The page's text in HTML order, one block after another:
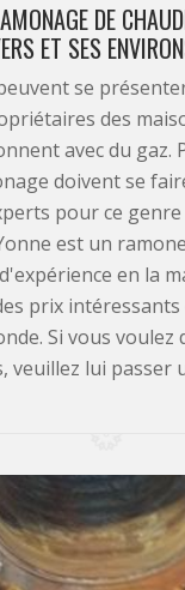
DE
ET SES
se
des
avec du gaz.
doivent se
pour ce genre
est un
en la
prix intéressants
Si vous voulez
veuillez lui passer